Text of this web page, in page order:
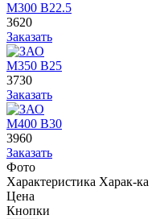
М300 В22.5
3620
Заказать
М350 В25
3730
Заказать
М400 В30
3960
Заказать
Фото
Характеристика Харак-ка
Цена
Кнопки